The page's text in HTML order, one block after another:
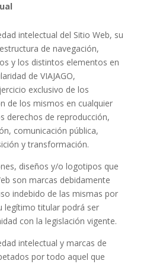
intelectual del Sitio Web, su
de navegación,
y los distintos elementos en
de VIAJAGO,
exclusivo de los
de los mismos en cualquier
derechos de reproducción,
comunicación pública,
y transformación.
diseños y/o logotipos que
son marcas debidamente
indebido de las mismas por
legítimo titular podrá ser
con la legislación vigente.
intelectual y marcas de
por todo aquel que